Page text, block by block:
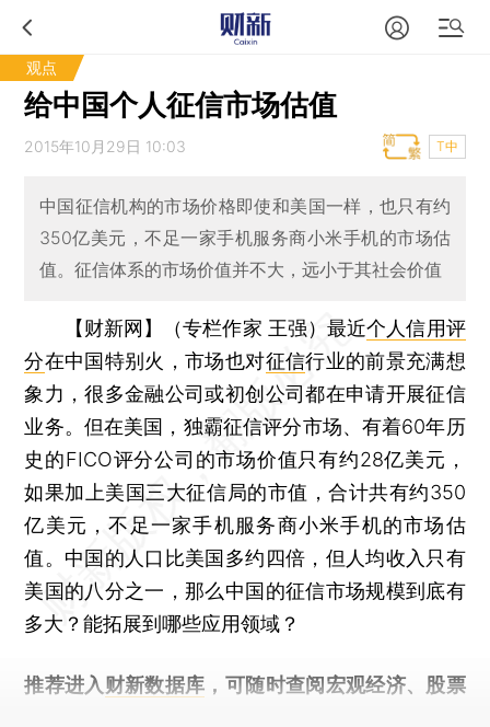
观点
给中国个人征信市场估值
2015年10月29日 10:03 T中
中国征信机构的市场价格即使和美国一样，也只有约
350亿美元，不足一家手机服务商小米手机的市场估
值。征信体系的市场价值并不大，远小于其社会价值
【财新网】（专栏作家 王强）最近个人信用评
分在中国特别火，市场也对征信行业的前景充满想
象力，很多金融公司或初创公司都在申请开展征信
业务。但在美国，独霸征信评分市场、有着60年历
史的FICO评分公司的市场价值只有约28亿美元，
如果加上美国三大征信局的市值，合计共有约350
亿美元，不足一家手机服务商小米手机的市场估
值。中国的人口比美国多约四倍，但人均收入只有
美国的八分之一，那么中国的征信市场规模到底有
多大？能拓展到哪些应用领域？
推荐进入 财新数据库 ，可随时查阅宏观经济、股票